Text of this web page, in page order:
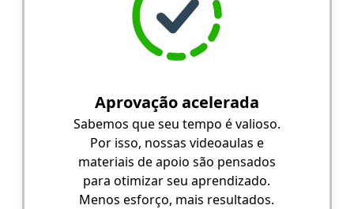
Aprovação acelerada
Sabemos que seu tempo é valioso.
Por isso, nossas videoaulas e
materiais de apoio são pensados
para otimizar seu aprendizado.
Menos esforço, mais resultados.